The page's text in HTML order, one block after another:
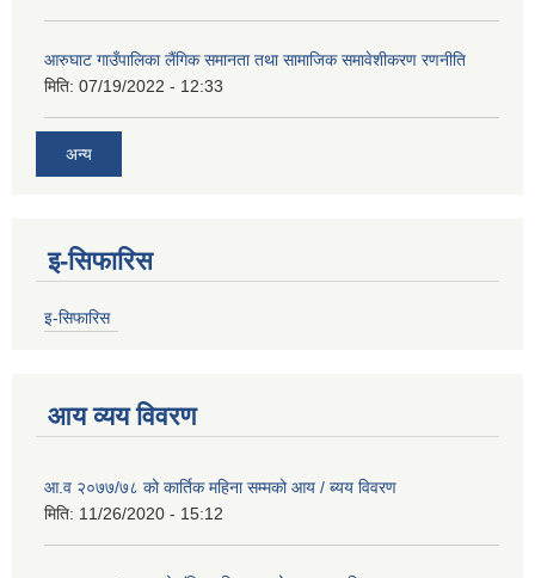
आरुघाट गाउँपालिका लैंगिक समानता तथा सामाजिक समावेशीकरण रणनीति
मिति: 07/19/2022 - 12:33
अन्य
इ-सिफारिस
इ-सिफारिस
आय व्यय विवरण
आ.व २०७७/७८ को कार्तिक महिना सम्मको आय / ब्यय विवरण
मिति: 11/26/2020 - 15:12